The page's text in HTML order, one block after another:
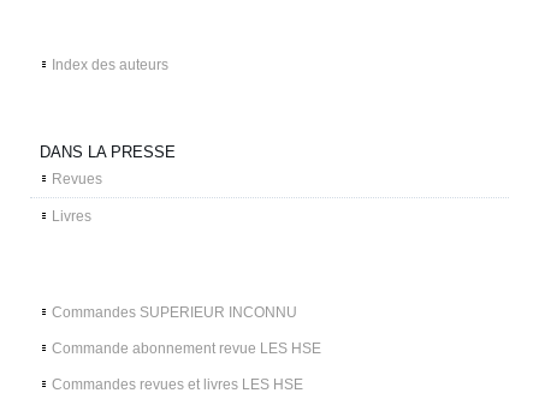
Index des auteurs
DANS LA PRESSE
Revues
Livres
Commandes SUPERIEUR INCONNU
Commande abonnement revue LES HSE
Commandes revues et livres LES HSE